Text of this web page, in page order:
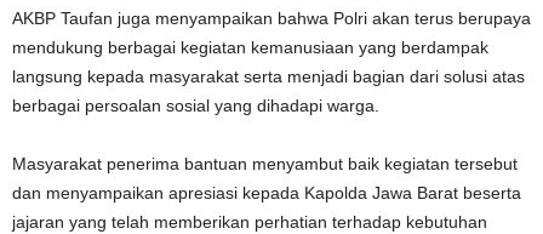
AKBP Taufan juga menyampaikan bahwa Polri akan terus berupaya
mendukung berbagai kegiatan kemanusiaan yang berdampak
langsung kepada masyarakat serta menjadi bagian dari solusi atas
berbagai persoalan sosial yang dihadapi warga.
Masyarakat penerima bantuan menyambut baik kegiatan tersebut
dan menyampaikan apresiasi kepada Kapolda Jawa Barat beserta
jajaran yang telah memberikan perhatian terhadap kebutuhan